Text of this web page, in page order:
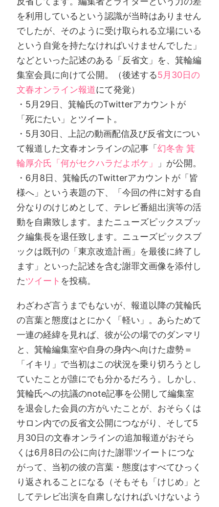
を利用しているという認識が当時はありません
でしたが、そのように受け取られる立場にいる
という自覚を持たなければいけませんでした」
などといった記述のある「反省文」を、箕輪編
集室会員に向けて公開。（後述する5月30日の
文春オンライン報道にて発覚）
・5月29日、箕輪氏のTwitterアカウントが
「死にたい」とツイート。
・5月30日、上記の動画配信及び反省文につい
て報道した文春オンラインの記事「幻冬舎 箕
輪厚介氏「何がセクハラだよボケ」
」が公開。
・6月8日、箕輪氏のTwitterアカウントが「皆
様へ」という表題の下、「今回の件に対する自
分なりのけじめとして、テレビ番組出演等の活
動を自粛致します。またニューズピックスブッ
ク編集長を退任致します。ニューズピックスブ
ックは既刊の「東京改造計画」を最後に終了し
ます」といった記述を含む謝罪文画像を添付し
たツイート を投稿。
わざわざ言うまでもないが、報道以降の箕輪氏
の言葉と態度はとにかく「軽い」。あらためて
一連の経緯を見れば、彼が公の場でのダンマリ
と、箕輪編集室や自身の身内へ向けた虚勢＝
「イキリ」で当初はこの状況を乗り切ろうとし
ていたことが誰にでも分かるだろう。しかし、
箕輪氏への抗議のnote記事を公開して編集室
を退会した会員の方がいたことが、おそらくは
サロン内での反省文公開につながり、そして5
月30日の文春オンラインの追加報道がおそら
くは6月8日の公に向けた謝罪ツイートにつな
がって、当初の彼の言葉・態度はすべてひっく
り返されることになる（そもそも「けじめ」と
してテレビ出演を自粛しなければいけないよう